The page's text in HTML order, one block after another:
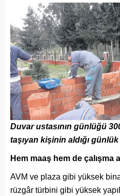
Duvar ustasının günlüğü
taşıyan kişinin aldığı
Hem maaş hem de çalışma
AVM ve plaza gibi yüksek
rüzgâr türbini gibi yüksek